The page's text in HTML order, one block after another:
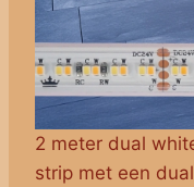
2 meter dual
strip met een